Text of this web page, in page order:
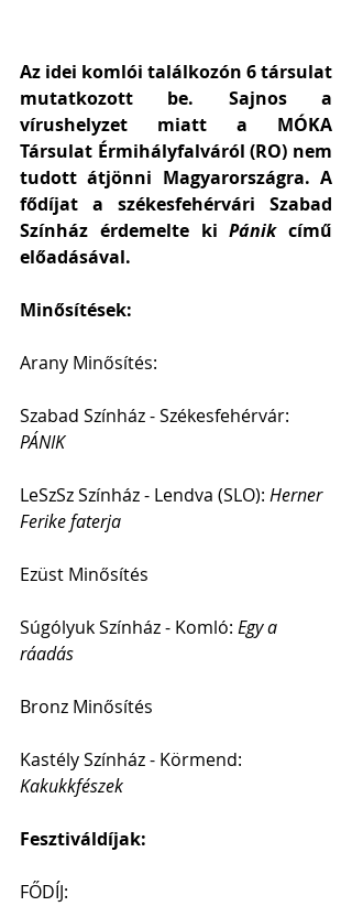
Az idei komlói találkozón 6 társulat
mutatkozott be. Sajnos a
vírushelyzet miatt a MÓKA
Társulat Érmihályfalváról (RO) nem
tudott átjönni Magyarországra. A
fődíjat a székesfehérvári Szabad
Színház érdemelte ki Pánik című
előadásával.
Minősítések:
Arany Minősítés:
Szabad Színház - Székesfehérvár:
PÁNIK
LeSzSz Színház - Lendva (SLO): Herner
Ferike faterja
Ezüst Minősítés
Súgólyuk Színház - Komló: Egy a
ráadás
Bronz Minősítés
Kastély Színház - Körmend:
Kakukkfészek
Fesztiváldíjak:
FŐDÍJ: